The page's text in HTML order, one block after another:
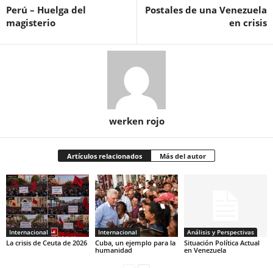
Perú – Huelga del
magisterio
Postales de una Venezuela
en crisis
werken rojo
Artículos relacionados Más del autor
Internacional
La crisis de Ceuta de 2026
Internacional
Cuba, un ejemplo para la
humanidad
Análisis y Perspectivas
Situación Política Actual
en Venezuela